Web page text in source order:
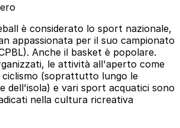
è considerato lo sport nazionale,
appassionata per il suo campionato
Anche il basket è popolare.
le attività all'aperto come
ciclismo (soprattutto lungo le
dell'isola) e vari sport acquatici sono
nella cultura ricreativa